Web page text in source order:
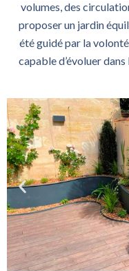
volumes, des
proposer un jardin
été guidé par la
capable d’évoluer